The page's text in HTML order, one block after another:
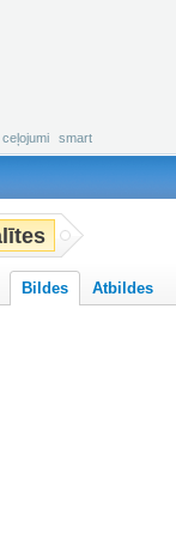
ceļojumi smart
Bildes Atbildes